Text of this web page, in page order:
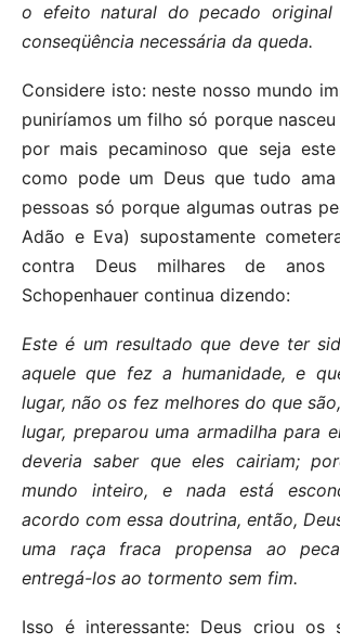
o efeito natural do pecado
conseqüência necessária da queda.
Considere isto: neste nosso mundo
puniríamos um filho só porque
por mais pecaminoso que seja
como pode um Deus que tudo ama
pessoas só porque algumas outras
Adão e Eva) supostamente
contra Deus milhares de anos
Schopenhauer continua dizendo:
Este é um resultado que deve ter
aquele que fez a humanidade, e
lugar, não os fez melhores do que
lugar, preparou uma armadilha para
deveria saber que eles cairiam;
mundo inteiro, e nada está
acordo com essa doutrina, então,
uma raça fraca propensa ao
entregá-los ao tormento sem fim.
Isso é interessante: Deus criou os